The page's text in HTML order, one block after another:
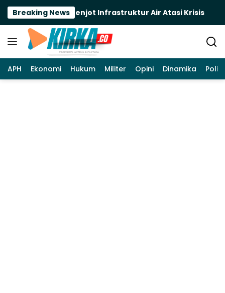
Langsung
konten
Breaking News
Bupati Ela Genjot Infrastruktur Air Atasi Krisis
APH Ekonomi Hukum Militer Opini Dinamika